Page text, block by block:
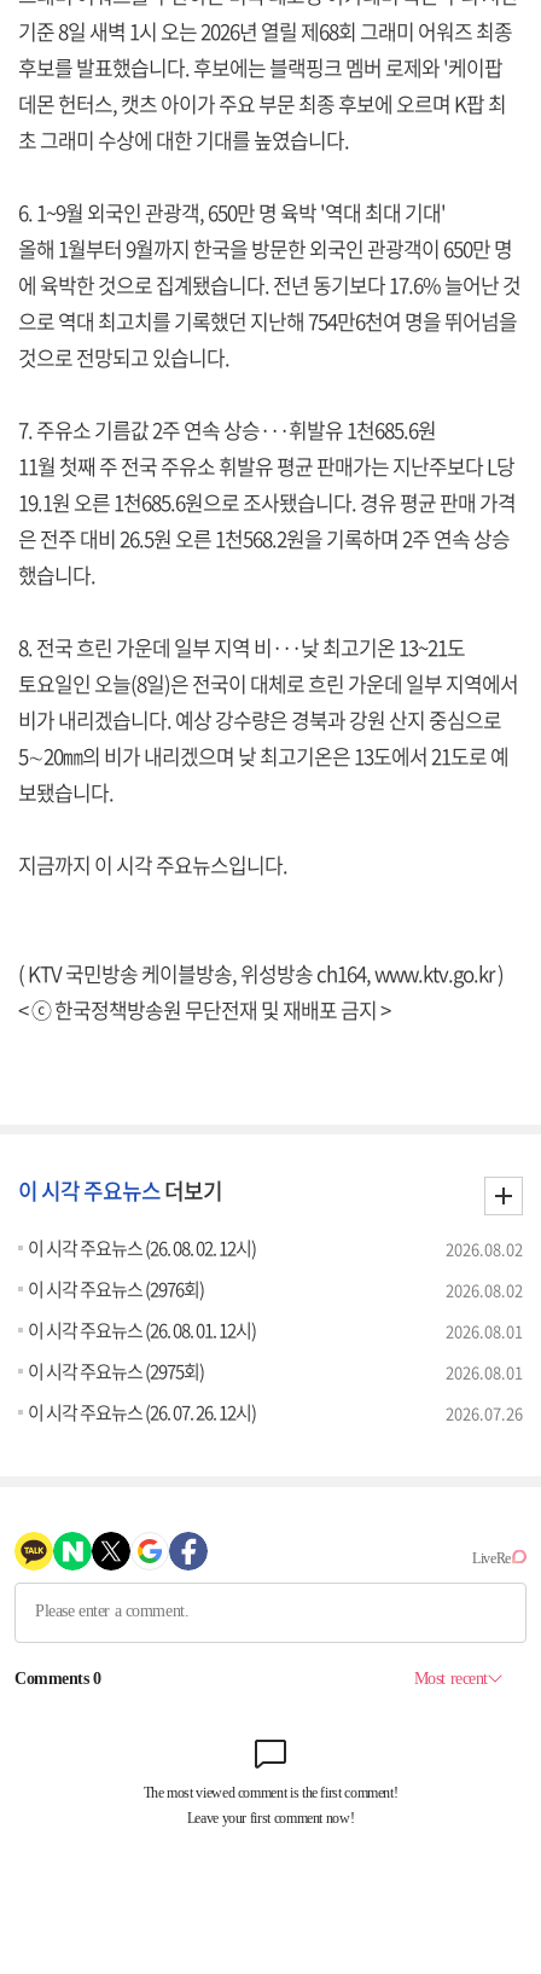
기준 8일 새벽 1시 오는 2026년 열릴 제68회 그래미 어워즈 최종
후보를 발표했습니다. 후보에는 블랙핑크 멤버 로제와 '케이팝
데몬 헌터스, 캣츠 아이가 주요 부문 최종 후보에 오르며 K팝 최
초 그래미 수상에 대한 기대를 높였습니다.
6. 1~9월 외국인 관광객, 650만 명 육박 '역대 최대 기대'
올해 1월부터 9월까지 한국을 방문한 외국인 관광객이 650만 명
에 육박한 것으로 집계됐습니다. 전년 동기보다 17.6% 늘어난 것
으로 역대 최고치를 기록했던 지난해 754만6천여 명을 뛰어넘을
것으로 전망되고 있습니다.
7. 주유소 기름값 2주 연속 상승···휘발유 1천685.6원
11월 첫째 주 전국 주유소 휘발유 평균 판매가는 지난주보다 L당
19.1원 오른 1천685.6원으로 조사됐습니다. 경유 평균 판매 가격
은 전주 대비 26.5원 오른 1천568.2원을 기록하며 2주 연속 상승
했습니다.
8. 전국 흐린 가운데 일부 지역 비···낮 최고기온 13~21도
토요일인 오늘(8일)은 전국이 대체로 흐린 가운데 일부 지역에서
비가 내리겠습니다. 예상 강수량은 경북과 강원 산지 중심으로
5∼20㎜의 비가 내리겠으며 낮 최고기온은 13도에서 21도로 예
보됐습니다.
지금까지 이 시각 주요뉴스입니다.
( KTV 국민방송 케이블방송, 위성방송 ch164,www.ktv.go.kr)
< ⓒ 한국정책방송원 무단전재 및 재배포 금지 >
이 시각 주요뉴스더보기
이 시각 주요뉴스 (26. 08. 02. 12시) 2026.08.02
이 시각 주요뉴스 (2976회) 2026.08.02
이 시각 주요뉴스 (26. 08. 01. 12시) 2026.08.01
이 시각 주요뉴스 (2975회) 2026.08.01
이 시각 주요뉴스 (26. 07. 26. 12시) 2026.07.26